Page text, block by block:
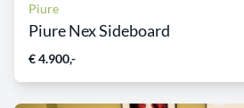
Piure
Piure Nex Sideboard
€ 4.900,-